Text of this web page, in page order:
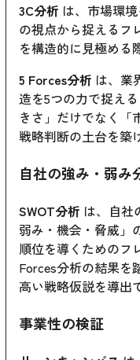
3C分析 は、市場環
の視点から捉えるフ
を構造的に見極める
5 Forces分析 は、業
造を5つの力で捉え
きさ」だけでなく「
戦略判断の土台を築
自社の強み・弱み
SWOT分析 は、自社
弱み・機会・脅威」
順位を導くためのフ
Forces分析の結果を
高い戦略仮説を導出
事業性の検証